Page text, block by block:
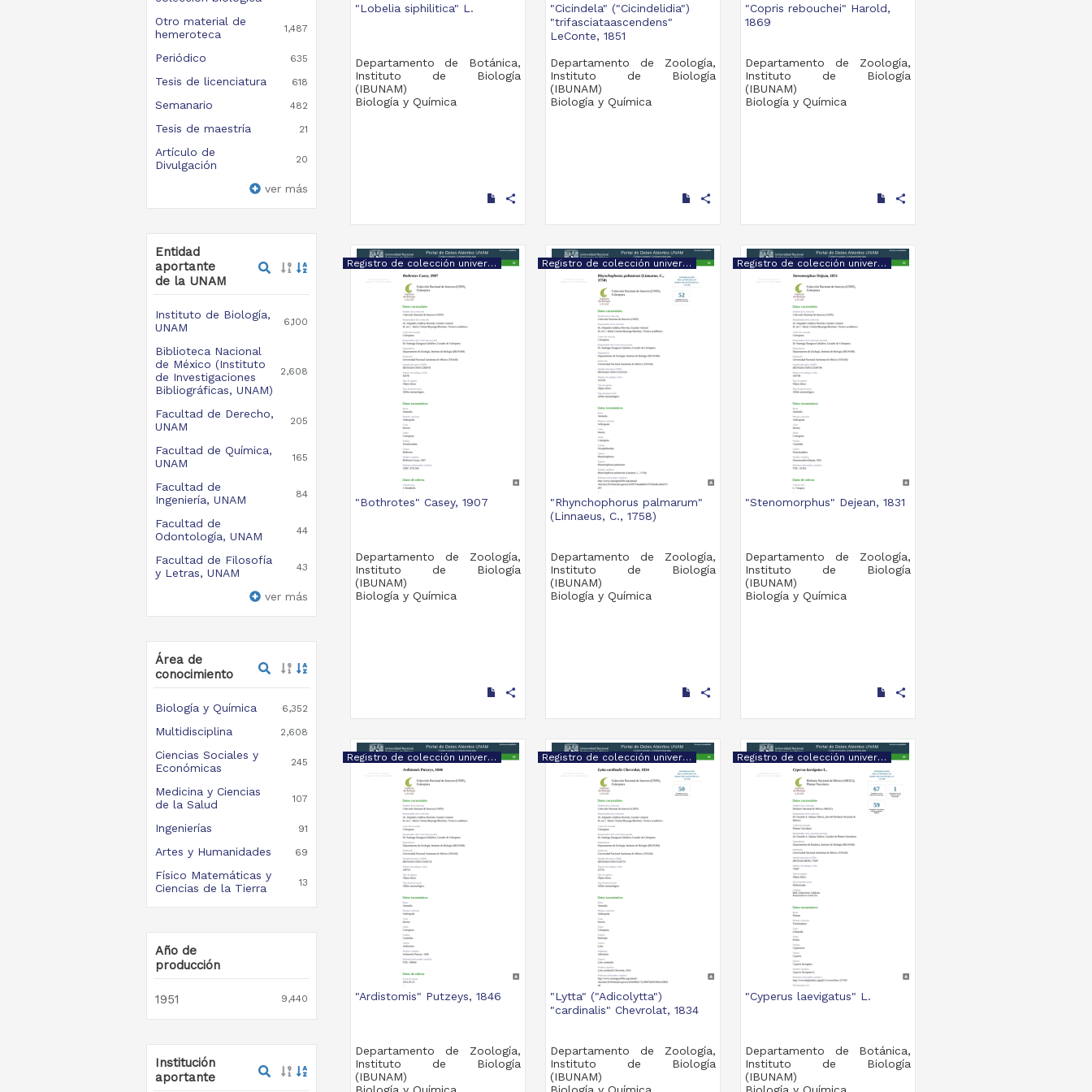
Otro material de
hemeroteca
1,487
Periódico 635
Tesis de licenciatura 618
Semanario 482
Tesis de maestría 21
Artículo de
Divulgación
20
ver más
Entidad
aportante
de la UNAM
Instituto de Biología,
UNAM
6,100
Biblioteca Nacional
de México (Instituto
de Investigaciones
Bibliográficas, UNAM)
2,608
Facultad de Derecho,
UNAM
205
Facultad de Química,
UNAM
165
Facultad de
Ingeniería, UNAM
84
Facultad de
Odontología, UNAM
44
Facultad de Filosofía
y Letras, UNAM
43
ver más
Área de
conocimiento
Biología y Química 6,352
Multidisciplina 2,608
Ciencias Sociales y
Económicas
245
Medicina y Ciencias
de la Salud
107
Ingenierías 91
Artes y Humanidades 69
Físico Matemáticas y
Ciencias de la Tierra
13
Año de
producción
1951 9,440
Institución
aportante
"Lobelia siphilitica" L.
Departamento de Botánica,
Instituto de Biología
(IBUNAM)
Biología y Química
share
"Cicindela" ("Cicindelidia")
"trifasciataascendens"
LeConte, 1851
Departamento de Zoología,
Instituto de Biología
(IBUNAM)
Biología y Química
share
"Copris rebouchei" Harold,
1869
Departamento de Zoología,
Instituto de Biología
(IBUNAM)
Biología y Química
share
Registro de colección universitaria
"Bothrotes" Casey, 1907
Departamento de Zoología,
Instituto de Biología
(IBUNAM)
Biología y Química
share
Registro de colección universitaria
"Rhynchophorus palmarum"
(Linnaeus, C., 1758)
Departamento de Zoología,
Instituto de Biología
(IBUNAM)
Biología y Química
share
Registro de colección universitaria
"Stenomorphus" Dejean, 1831
Departamento de Zoología,
Instituto de Biología
(IBUNAM)
Biología y Química
share
Registro de colección universitaria
"Ardistomis" Putzeys, 1846
Departamento de Zoología,
Instituto de Biología
(IBUNAM)
Registro de colección universitaria
"Lytta" ("Adicolytta")
"cardinalis" Chevrolat, 1834
Departamento de Zoología,
Instituto de Biología
(IBUNAM)
Registro de colección universitaria
"Cyperus laevigatus" L.
Departamento de Botánica,
Instituto de Biología
(IBUNAM)